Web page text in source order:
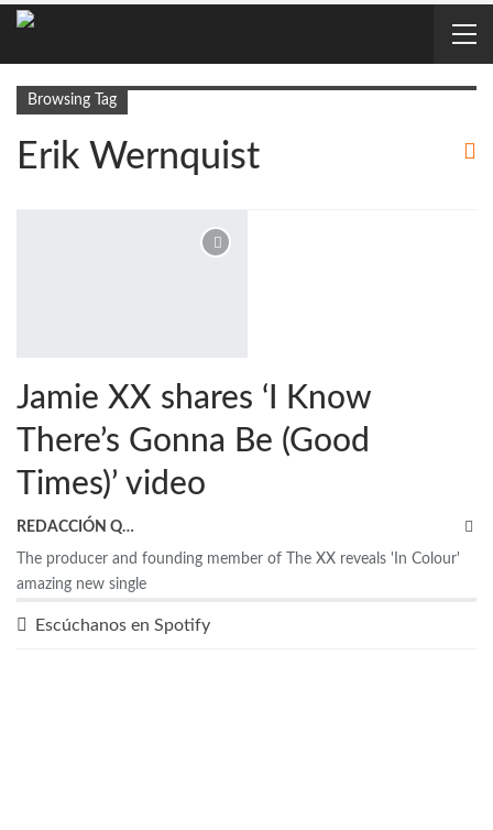
Browsing Tag
Erik Wernquist
Jamie XX shares ‘I Know
There’s Gonna Be (Good
Times)’ video
REDACCIÓN QRP
The producer and founding member of The XX reveals 'In Colour'
amazing new single
Escúchanos en Spotify